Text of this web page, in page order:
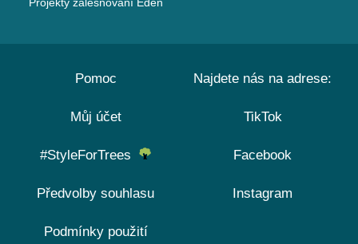
Pomoc
Můj účet
#StyleForTrees
Předvolby souhlasu
Podmínky použití
Najdete nás na adrese:
TikTok
Facebook
Instagram